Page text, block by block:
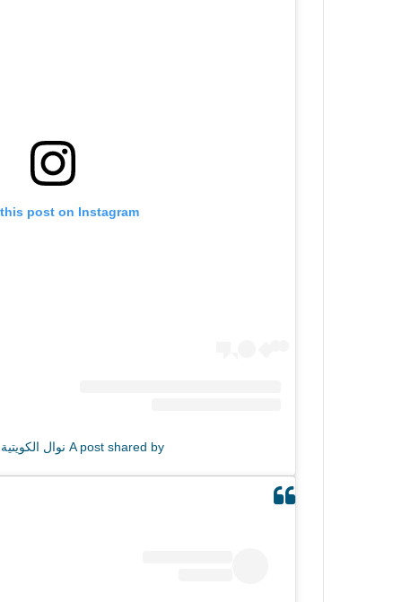
post on Instagram
A post shared by نوال الكويتية (@nawal)